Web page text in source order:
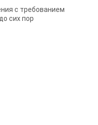
с требованием
сих пор